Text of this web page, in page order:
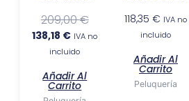
209,00€
138,18 € IVA no
incluido
Añadir Al
Carrito
118,35 € IVA no
incluido
Añadir Al
Carrito
Peluquería